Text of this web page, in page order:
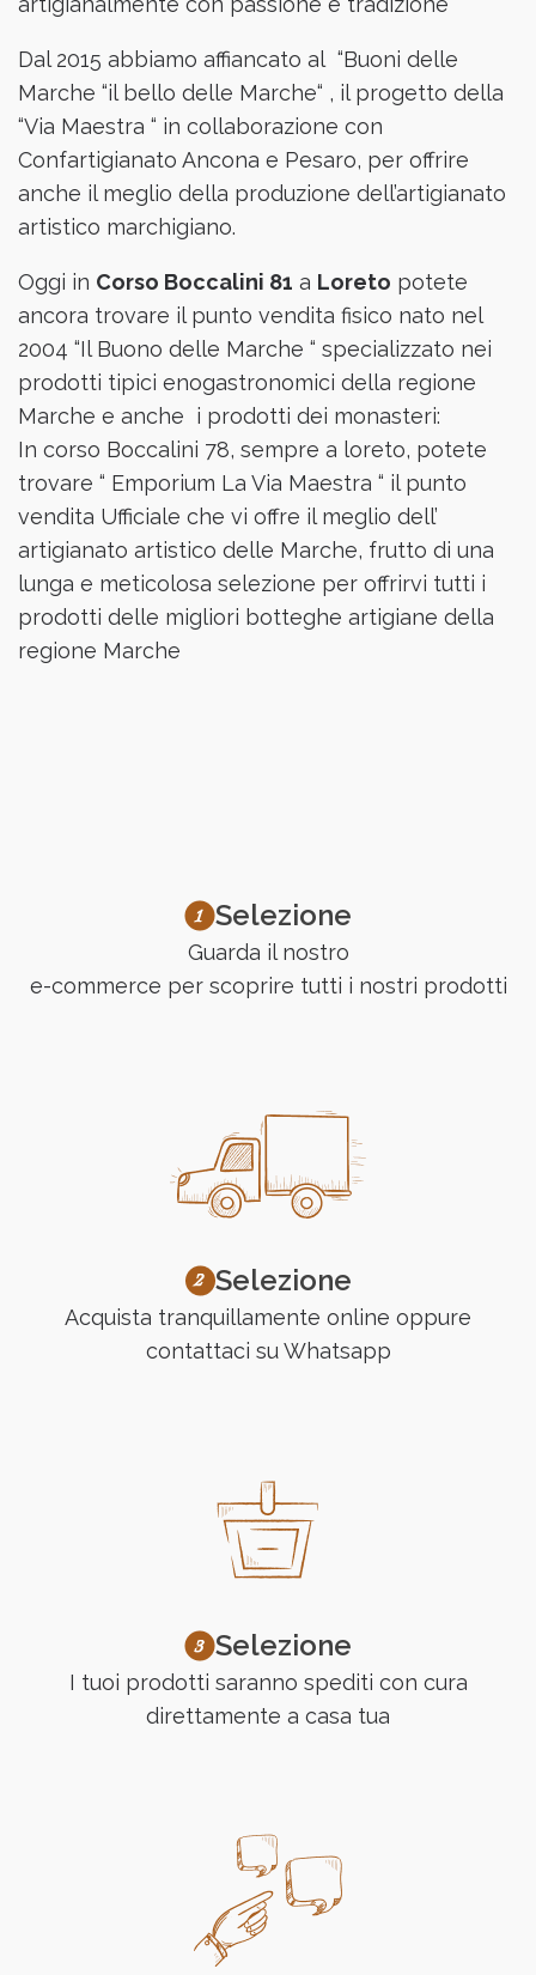
Dal 2015 abbiamo affiancato al “Buoni delle
Marche “il bello delle Marche“ , il progetto della
“Via Maestra “ in collaborazione con
Confartigianato Ancona e Pesaro, per offrire
anche il meglio della produzione dell’artigianato
artistico marchigiano.
Oggi in Corso Boccalini 81 a Loreto potete
ancora trovare il punto vendita fisico nato nel
2004 “Il Buono delle Marche “ specializzato nei
prodotti tipici enogastronomici della regione
Marche e anche i prodotti dei monasteri:
In corso Boccalini 78, sempre a loreto, potete
trovare “ Emporium La Via Maestra “ il punto
vendita Ufficiale che vi offre il meglio dell’
artigianato artistico delle Marche, frutto di una
lunga e meticolosa selezione per offrirvi tutti i
prodotti delle migliori botteghe artigiane della
regione Marche
Selezione
Guarda il nostro
e-commerce per scoprire tutti i nostri prodotti
Selezione
Acquista tranquillamente online oppure
contattaci su Whatsapp
Selezione
I tuoi prodotti saranno spediti con cura
direttamente a casa tua